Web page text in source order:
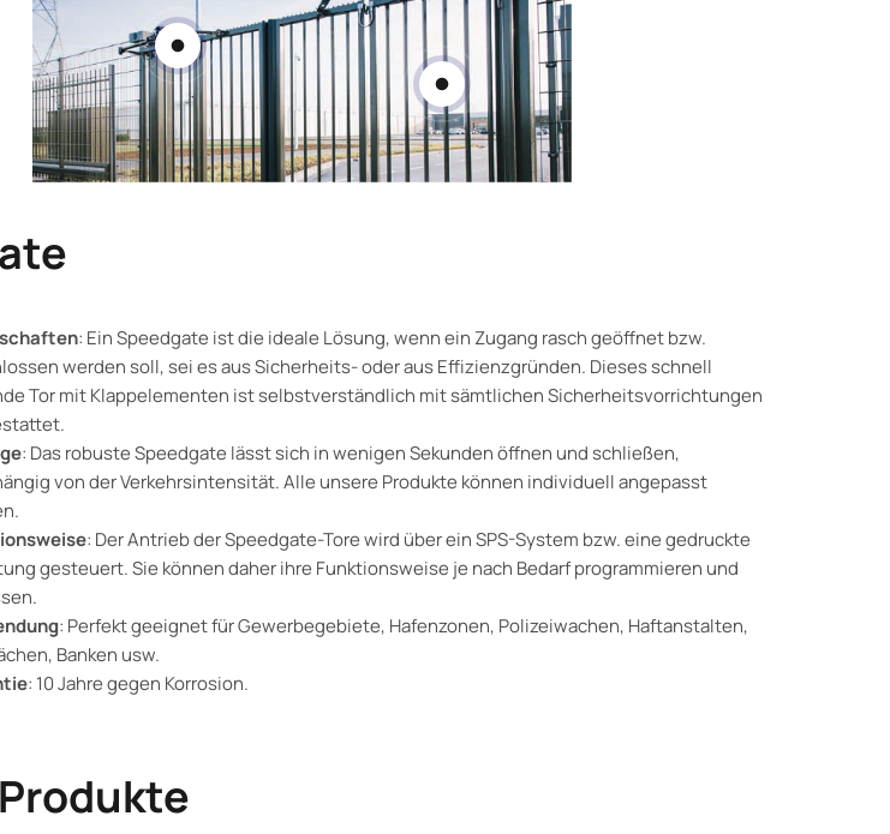
: Ein Speedgate ist die ideale Lösung, wenn ein Zugang rasch geöffnet bzw.
werden soll, sei es aus Sicherheits- oder aus Effizienzgründen. Dieses schnell
Tor mit Klappelementen ist selbstverständlich mit sämtlichen Sicherheitsvorrichtungen
: Das robuste Speedgate lässt sich in wenigen Sekunden öffnen und schließen,
von der Verkehrsintensität. Alle unsere Produkte können individuell angepasst
: Der Antrieb der Speedgate-Tore wird über ein SPS-System bzw. eine gedruckte
gesteuert. Sie können daher ihre Funktionsweise je nach Bedarf programmieren und
: Perfekt geeignet für Gewerbegebiete, Hafenzonen, Polizeiwachen, Haftanstalten,
Banken usw.
: 10 Jahre gegen Korrosion.